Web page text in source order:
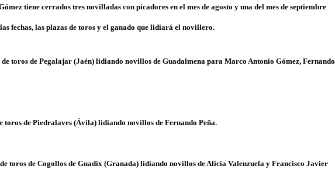
tiene cerrados tres novilladas con picadores en el mes de agosto y una del mes de septiembre
fechas, las plazas de toros y el ganado que lidiará el novillero.
toros de Pegalajar (Jaén) lidiando novillos de Guadalmena para Marco Antonio Gómez, Fernando
toros de Piedralaves (Ávila) lidiando novillos de Fernando Peña.
toros de Cogollos de Guadix (Granada) lidiando novillos de Alicia Valenzuela y Francisco Javier